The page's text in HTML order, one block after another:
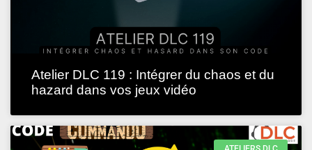
Atelier DLC 119 : Intégrer du chaos et du
hazard dans vos jeux vidéo